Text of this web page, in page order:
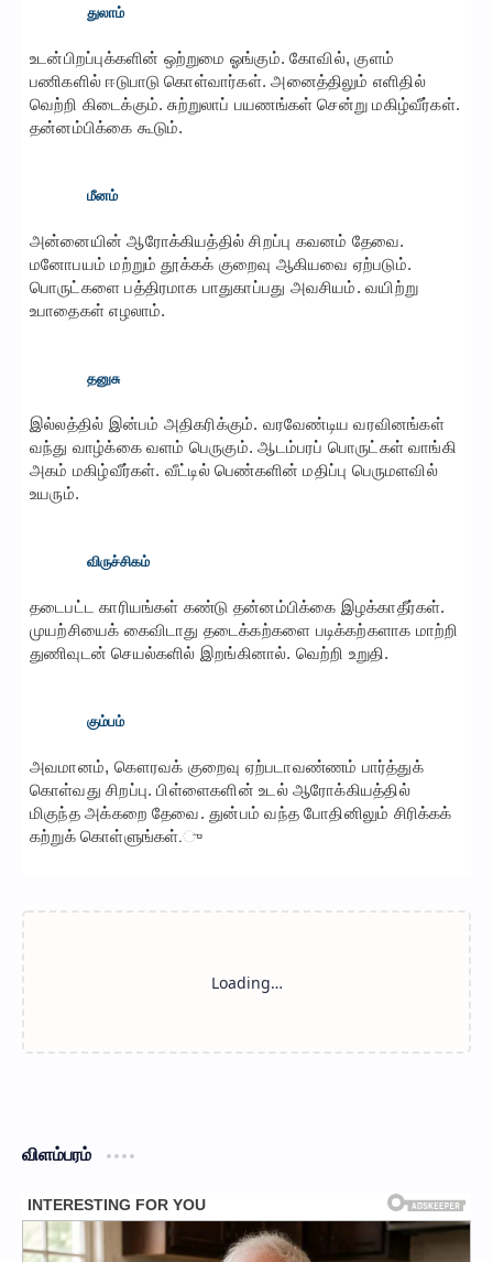
துலாம்
உடன்பிறப்புக்களின் ஒற்றுமை ஓங்கும். கோவில், குளம்
பணிகளில் ஈடுபாடு கொள்வார்கள். அனைத்திலும் எளிதில்
வெற்றி கிடைக்கும். சுற்றுலாப் பயணங்கள் சென்று மகிழ்வீர்கள்.
தன்னம்பிக்கை கூடும்.
மீனம்
அன்னையின் ஆரோக்கியத்தில் சிறப்பு கவனம் தேவை.
மனோபயம் மற்றும் தூக்கக் குறைவு ஆகியவை ஏற்படும்.
பொருட்களை பத்திரமாக பாதுகாப்பது அவசியம். வயிற்று
உபாதைகள் எழலாம்.
தனுசு
இல்லத்தில் இன்பம் அதிகரிக்கும். வரவேண்டிய வரவினங்கள்
வந்து வாழ்க்கை வளம் பெருகும். ஆடம்பரப் பொருட்கள் வாங்கி
அகம் மகிழ்வீர்கள். வீட்டில் பெண்களின் மதிப்பு பெருமளவில்
உயரும்.
விருச்சிகம்
தடைபட்ட காரியங்கள் கண்டு தன்னம்பிக்கை இழக்காதீர்கள்.
முயற்சியைக் கைவிடாது தடைக்கற்களை படிக்கற்களாக மாற்றி
துணிவுடன் செயல்களில் இறங்கினால். வெற்றி உறுதி.
கும்பம்
அவமானம், கௌரவக் குறைவு ஏற்படாவண்ணம் பார்த்துக்
கொள்வது சிறப்பு. பிள்ளைகளின் உடல் ஆரோக்கியத்தில்
மிகுந்த அக்கறை தேவை. துன்பம் வந்த போதினிலும் சிரிக்கக்
கற்றுக் கொள்ளுங்கள்.ு
விளம்பரம்